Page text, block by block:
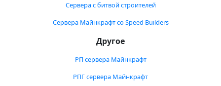
Сервера с битвой строителей
Сервера Майнкрафт со Speed Builders
Другое
РП сервера Майнкрафт
РПГ сервера Майнкрафт